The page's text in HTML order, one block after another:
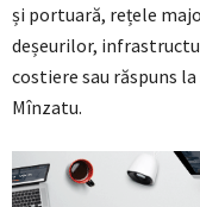
și portuară, rețele
deșeurilor,
costiere sau răspuns
Mînzatu.